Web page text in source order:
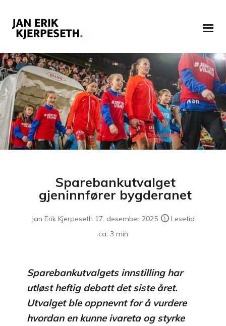
navigasjon
innhold
Sparebankutvalget
gjeninnfører bygderanet
Jan Erik Kjerpeseth 17. desember 2025
Lesetid
ca: 3 min
Sparebankutvalgets innstilling har
utløst heftig debatt det siste året.
Utvalget ble oppnevnt for å vurdere
hvordan en kunne ivareta og styrke